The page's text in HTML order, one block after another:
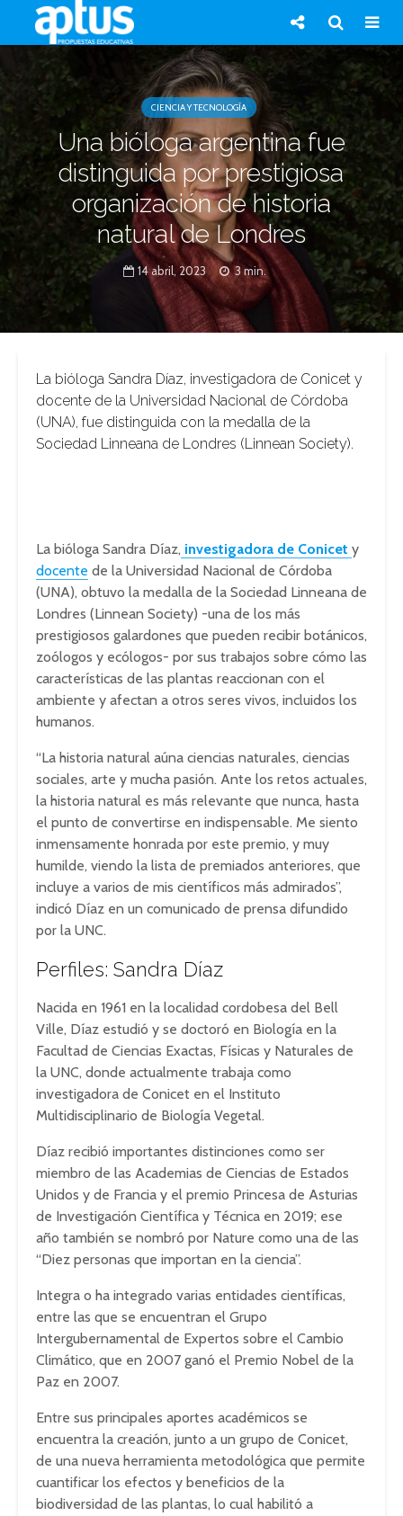
CIENCIA Y TECNOLOGÍA
Una bióloga argentina fue
distinguida por prestigiosa
organización de historia
natural de Londres
14 abril, 2023 3 min.
La bióloga Sandra Díaz, investigadora de Conicet y
docente de la Universidad Nacional de Córdoba
(UNA), fue distinguida con la medalla de la
Sociedad Linneana de Londres (Linnean Society).
La bióloga Sandra Díaz, investigadora de Conicet y
docente de la Universidad Nacional de Córdoba
(UNA), obtuvo la medalla de la Sociedad Linneana de
Londres (Linnean Society) -una de los más
prestigiosos galardones que pueden recibir botánicos,
zoólogos y ecólogos- por sus trabajos sobre cómo las
características de las plantas reaccionan con el
ambiente y afectan a otros seres vivos, incluidos los
humanos.
“La historia natural aúna ciencias naturales, ciencias
sociales, arte y mucha pasión. Ante los retos actuales,
la historia natural es más relevante que nunca, hasta
el punto de convertirse en indispensable. Me siento
inmensamente honrada por este premio, y muy
humilde, viendo la lista de premiados anteriores, que
incluye a varios de mis científicos más admirados”,
indicó Díaz en un comunicado de prensa difundido
por la UNC.
Perfiles: Sandra Díaz
Nacida en 1961 en la localidad cordobesa del Bell
Ville, Díaz estudió y se doctoró en Biología en la
Facultad de Ciencias Exactas, Físicas y Naturales de
la UNC, donde actualmente trabaja como
investigadora de Conicet en el Instituto
Multidisciplinario de Biología Vegetal.
Díaz recibió importantes distinciones como ser
miembro de las Academias de Ciencias de Estados
Unidos y de Francia y el premio Princesa de Asturias
de Investigación Científica y Técnica en 2019; ese
año también se nombró por Nature como una de las
“Diez personas que importan en la ciencia”.
Integra o ha integrado varias entidades científicas,
entre las que se encuentran el Grupo
Intergubernamental de Expertos sobre el Cambio
Climático, que en 2007 ganó el Premio Nobel de la
Paz en 2007.
Entre sus principales aportes académicos se
encuentra la creación, junto a un grupo de Conicet,
de una nueva herramienta metodológica que permite
cuantificar los efectos y beneficios de la
biodiversidad de las plantas, lo cual habilitó a